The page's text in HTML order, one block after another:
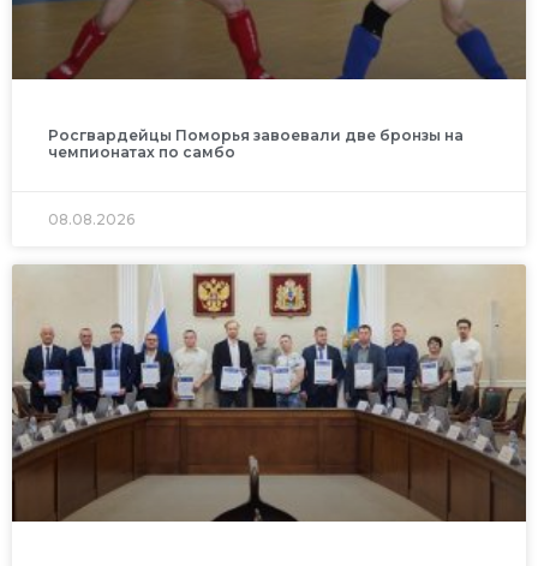
Росгвардейцы Поморья завоевали две бронзы на
чемпионатах по самбо
08.08.2026